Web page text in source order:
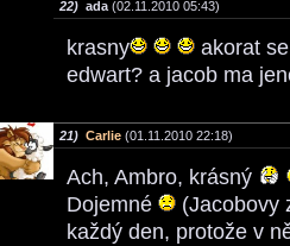
22) ada (02.11.2010 05:43)
krasny
akorat
edwart? a jacob ma
21) Carlie (01.11.2010 22:18)
Ach, Ambro, krásný
Dojemné
(Jacobovy
každý den, protože v